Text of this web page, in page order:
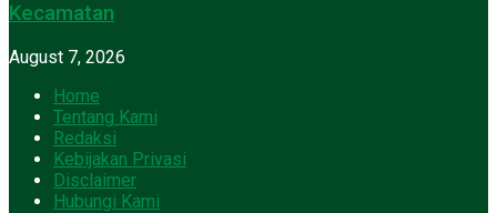
Kecamatan
August 7, 2026
Home
Tentang Kami
Redaksi
Kebijakan Privasi
Disclaimer
Hubungi Kami